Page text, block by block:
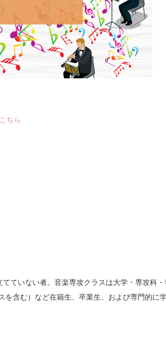
ちら
ていない者。音楽専攻クラスは大学・専攻科・
含む）など在籍生、卒業生、および専門的に